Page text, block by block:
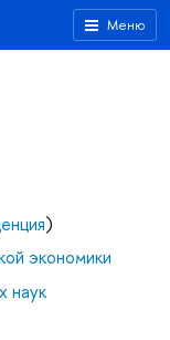
Меню
)
экономики
наук